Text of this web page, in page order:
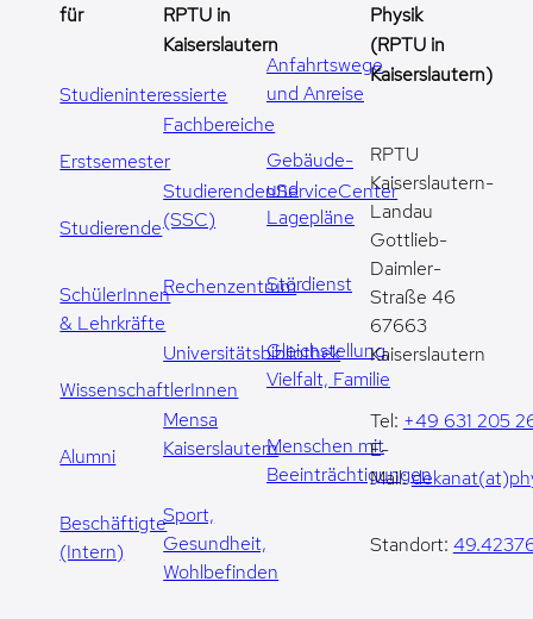
für
Studieninteressierte
Erstsemester
Studierende
SchülerInnen
& Lehrkräfte
WissenschaftlerInnen
Alumni
Beschäftigte
(Intern)
RPTU in
Kaiserslautern
Fachbereiche
StudierendenServiceCenter
(SSC)
Rechenzentrum
Universitätsbibliothek
Mensa
Kaiserslautern
Sport,
Gesundheit,
Wohlbefinden
Anfahrtswege
und Anreise
Gebäude-
und
Lagepläne
Stördienst
Gleichstellung,
Vielfalt, Familie
Menschen mit
Beeinträchtigungen
Physik
(RPTU in
Kaiserslautern)
RPTU
Kaiserslautern-
Landau
Gottlieb-
Daimler-
Straße 46
67663
Kaiserslautern
Tel: +49 631 205
E-
Mail:
Standort: